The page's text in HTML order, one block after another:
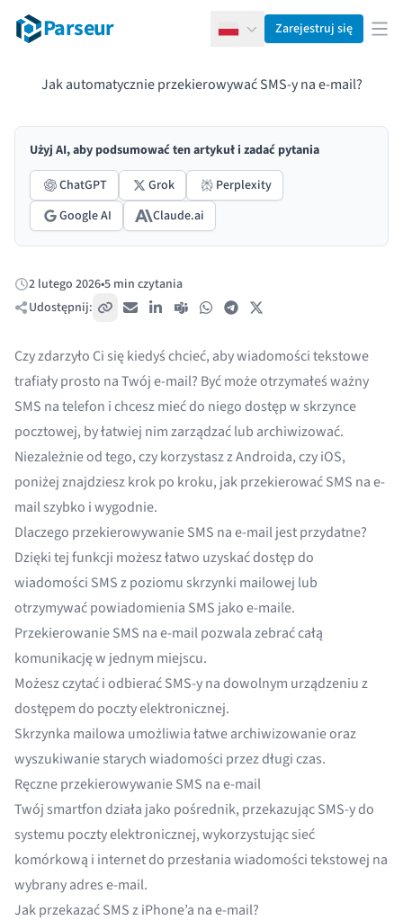
Parseur PolskiZarejestruj się
Jak automatycznie przekierowywać SMS-y na e-mail?
Użyj AI, aby podsumować ten artykuł i zadać pytania
ChatGPT
Grok
Perplexity
Google AI
Claude.ai
Opublikowano:
2 lutego 2026•5 min czytania
Udostępnij:
Skopiuj link
E-mail LinkedIn
Teams WhatsAppTelegram
Czy zdarzyło Ci się kiedyś chcieć, aby wiadomości tekstowe
trafiały prosto na Twój e-mail? Być może otrzymałeś ważny
SMS na telefon i chcesz mieć do niego dostęp w skrzynce
pocztowej, by łatwiej nim zarządzać lub archiwizować.
Niezależnie od tego, czy korzystasz z Androida, czy iOS,
poniżej znajdziesz krok po kroku, jak przekierować SMS na e-
mail szybko i wygodnie.
Dlaczego przekierowywanie SMS na e-mail jest przydatne?
Dzięki tej funkcji możesz łatwo uzyskać dostęp do
wiadomości SMS z poziomu skrzynki mailowej lub
otrzymywać powiadomienia SMS jako e-maile.
Przekierowanie SMS na e-mail pozwala zebrać całą
komunikację w jednym miejscu.
Możesz czytać i odbierać SMS-y na dowolnym urządzeniu z
dostępem do poczty elektronicznej.
Skrzynka mailowa umożliwia łatwe archiwizowanie oraz
wyszukiwanie starych wiadomości przez długi czas.
Ręczne przekierowywanie SMS na e-mail
Twój smartfon działa jako pośrednik, przekazując SMS-y do
systemu poczty elektronicznej, wykorzystując sieć
komórkową i internet do przesłania wiadomości tekstowej na
wybrany adres e-mail.
Jak przekazać SMS z iPhone’a na e-mail?